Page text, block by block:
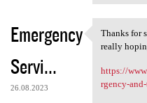
Emergency
Servi...
26.08.2023
Thanks
Thanks for
really
https://
rgency-